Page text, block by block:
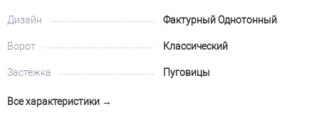
Дизайн Фактурный Однотонный
Ворот Классический
Застёжка Пуговицы
Все характеристики →